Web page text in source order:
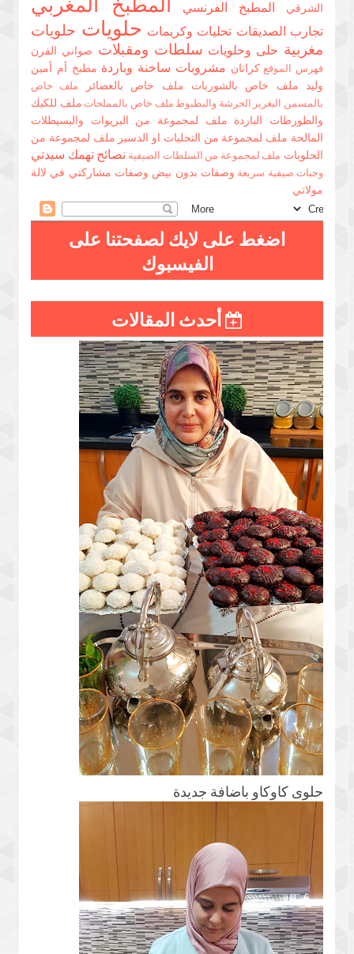
الشرقي المطبخ الفرنسي
تجارب الصديقات تحليات وكريمات حلويات حلويات
مغربية حلى وحلويات سلطات ومقبلات صواني الفرن
فهرس الموقعكراتان مشروبات ساخنة وباردة مطبخ أم أمين
وليد ملف خاص بالشوربات ملف خاص بالعصائر
ملف خاص
بالمسمن البغرير الحرشة والبطبوط ملف خاص بالمملحات ملف للكيك
والطورطات الباردة ملف لمجموعة من البريوات والبسيطلات
المالحة ملف لمجموعة من التحليات او الدسير ملف لمجموعة من
الحلويات ملف لمجموعة من السلطات الصيفية نصائح تهمك سيدتي
وجبات صيفية سريعة وصفات بدون بيض وصفات مشاركتي في لالة
مولاتي
اضغط على لايك لصفحتنا على
الفيسبوك
أحدث المقالات
حلوى كاوكاو باضافة جديدة